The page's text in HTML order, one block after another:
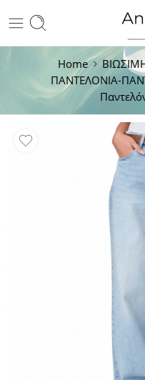
Home
ΠΑΝΤΕΛΟΝΙΑ-